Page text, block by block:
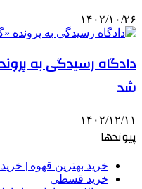
۱۴۰۲/۱۰/۲۶
دادگاه رسیدگی به
شد
۱۴۰۲/۱۲/۱۱
پیوندها
خرید بهترین قهوه |
خرید قسطی